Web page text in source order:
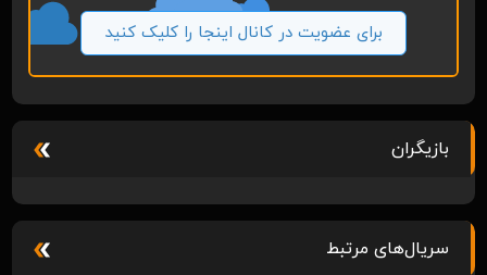
برای عضویت در کانال اینجا را کلیک کنید
بازیگران
سریال‌های مرتبط